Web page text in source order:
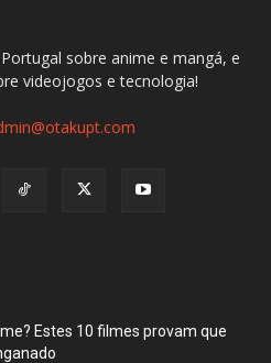
sobre anime e mangá, e
videojogos e tecnologia!
Estes 10 filmes provam que